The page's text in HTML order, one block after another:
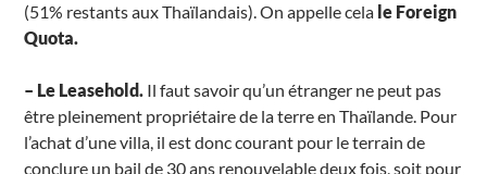
(51% restants aux Thaïlandais). On appelle cela le Foreign
Quota.
– Le Leasehold. Il faut savoir qu’un étranger ne peut pas
être pleinement propriétaire de la terre en Thaïlande. Pour
l’achat d’une villa, il est donc courant pour le terrain de
conclure un bail de 30 ans renouvelable deux fois, soit pour